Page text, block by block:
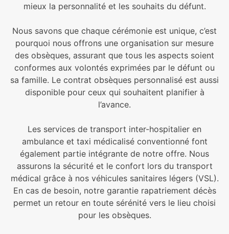
mieux la personnalité et les souhaits du défunt.
Nous savons que chaque cérémonie est unique, c’est
pourquoi nous offrons une organisation sur mesure
des obsèques, assurant que tous les aspects soient
conformes aux volontés exprimées par le défunt ou
sa famille. Le contrat obsèques personnalisé est aussi
disponible pour ceux qui souhaitent planifier à
l’avance.
Les services de transport inter-hospitalier en
ambulance et taxi médicalisé conventionné font
également partie intégrante de notre offre. Nous
assurons la sécurité et le confort lors du transport
médical grâce à nos véhicules sanitaires légers (VSL).
En cas de besoin, notre garantie rapatriement décès
permet un retour en toute sérénité vers le lieu choisi
pour les obsèques.